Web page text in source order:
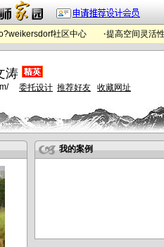
社区中心 提高空间灵活性
涛
委托设计 推荐好友 收藏网址
我的案例